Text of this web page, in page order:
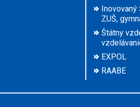
Inovovaný
ZUŠ,
Štátny
EXPOL
RAABE